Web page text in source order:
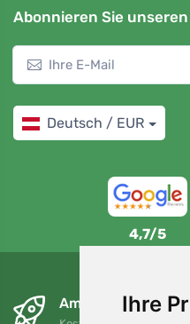
Ihre
Abonnieren Sie
Deutsch / EUR
4,7/5
Am nächsten Tag